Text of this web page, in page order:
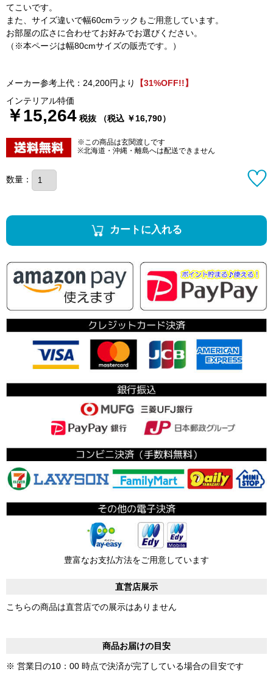
てこいです。
また、サイズ違いで幅60cmラックもご用意しています。
お部屋の広さに合わせてお好みでお選びください。
（※本ページは幅80cmサイズの販売です。）
メーカー参考上代：24,200円より
【31%OFF!!】
インテリアル特価
￥15,264 税抜 （税込 ￥16,790）
※この商品は玄関渡しです
※北海道・沖縄・離島へは配送できません
数量：
カートに入れる
豊富なお支払方法をご用意しています
直営店展示
こちらの商品は直営店での展示はありません
商品お届けの目安
※ 営業日の10：00 時点で決済が完了している場合の目安です